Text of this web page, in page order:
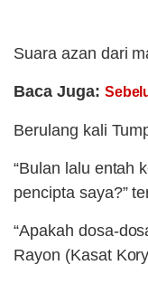
Suara azan dari
Baca Juga:
Berulang kali
“Bulan lalu entah
pencipta saya?”
“Apakah dosa-
Rayon (Kasat